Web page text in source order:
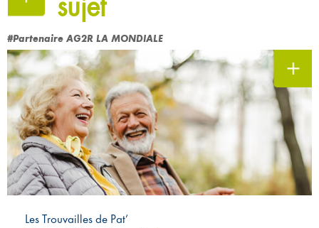
#Partenaire AG2R LA MONDIALE
Les Trouvailles de Pat’